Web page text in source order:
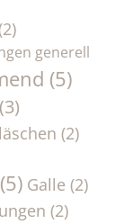
generell
(5)
(3)
(2)
(5) Galle (2)
(2)